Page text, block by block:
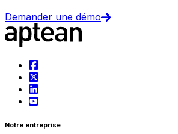
Demander une démo
Notre entreprise